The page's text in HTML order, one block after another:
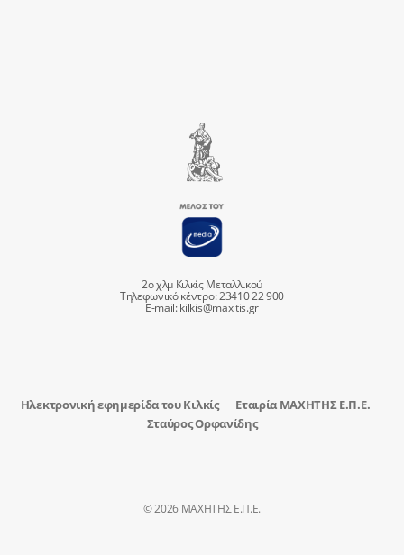
2ο χλμ Κιλκίς Μεταλλικού
Τηλεφωνικό κέντρο: 23410 22 900
E-mail:kilkis@maxitis.gr
Ηλεκτρονική εφημερίδα του Κιλκίς
Εταιρία ΜΑΧΗΤΗΣ Ε.Π.Ε.
Σταύρος Ορφανίδης
© 2026 ΜΑΧΗΤΗΣ Ε.Π.Ε.